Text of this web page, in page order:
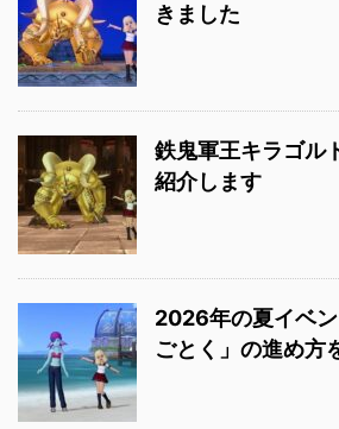
きました
鉄鬼軍王キラゴル
紹介します
2026年の夏イベ
ごとく」の進め方